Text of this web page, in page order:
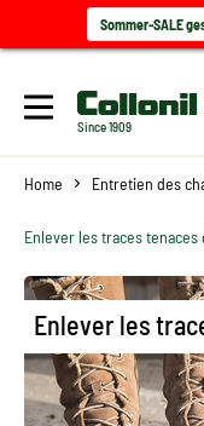
Sommer-SALE
Since 1909
Home Entretien des
Enlever les traces tenaces
Enlever les